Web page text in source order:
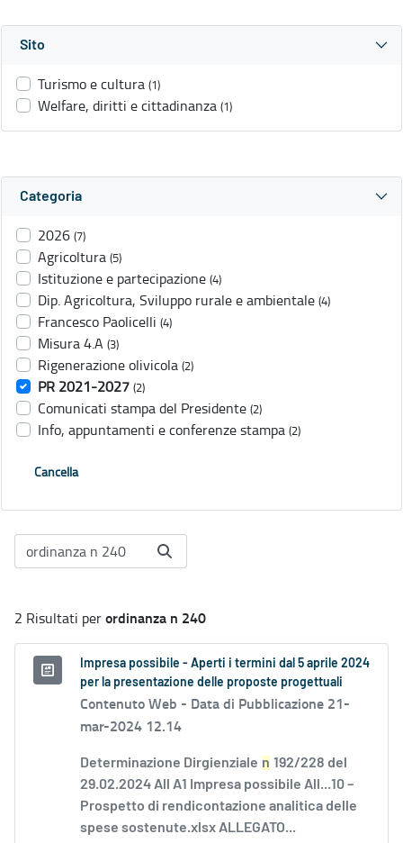
Sito
Turismo e cultura (1)
Welfare, diritti e cittadinanza (1)
Categoria
2026 (7)
Agricoltura (5)
Istituzione e partecipazione (4)
Dip. Agricoltura, Sviluppo rurale e ambientale (4)
Francesco Paolicelli (4)
Misura 4.A (3)
Rigenerazione olivicola (2)
PR 2021-2027 (2)
Comunicati stampa del Presidente (2)
Info, appuntamenti e conferenze stampa (2)
Cancella
2 Risultati perordinanza n 240
Impresa possibile - Aperti i termini dal 5 aprile 2024
per la presentazione delle proposte progettuali
Contenuto Web - Data di Pubblicazione 21-
mar-2024 12.14
Determinazione Dirgienziale n 192/228 del
29.02.2024 All A1 Impresa possibile All...10 –
Prospetto di rendicontazione analitica delle
spese sostenute.xlsx ALLEGATO...